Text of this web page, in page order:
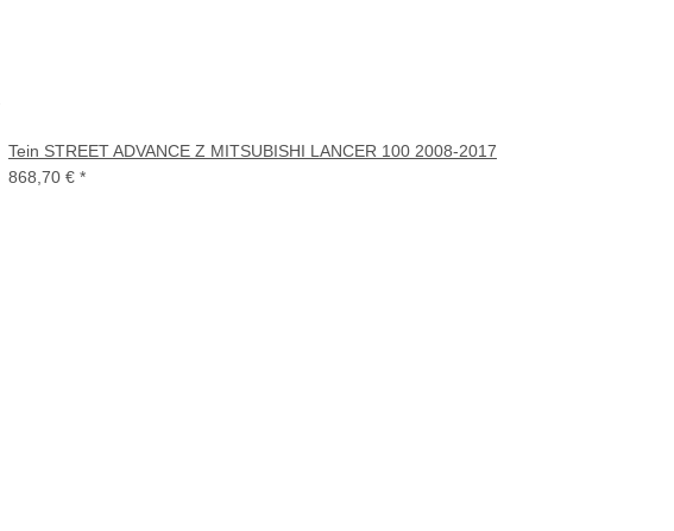
Tein STREET ADVANCE Z MITSUBISHI LANCER 100 2008-2017
868,70 € *